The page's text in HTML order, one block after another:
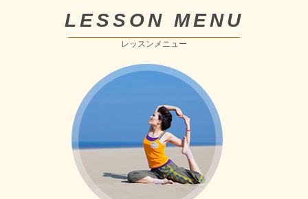
LESSON MENU
レッスンメニュー